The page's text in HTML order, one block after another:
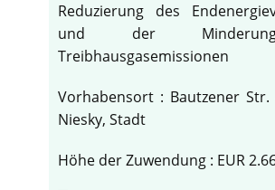
Reduzierung des
und der
Treibhausgasemissionen
Vorhabensort : Bautzener Str.
Niesky, Stadt
Höhe der Zuwendung : EUR